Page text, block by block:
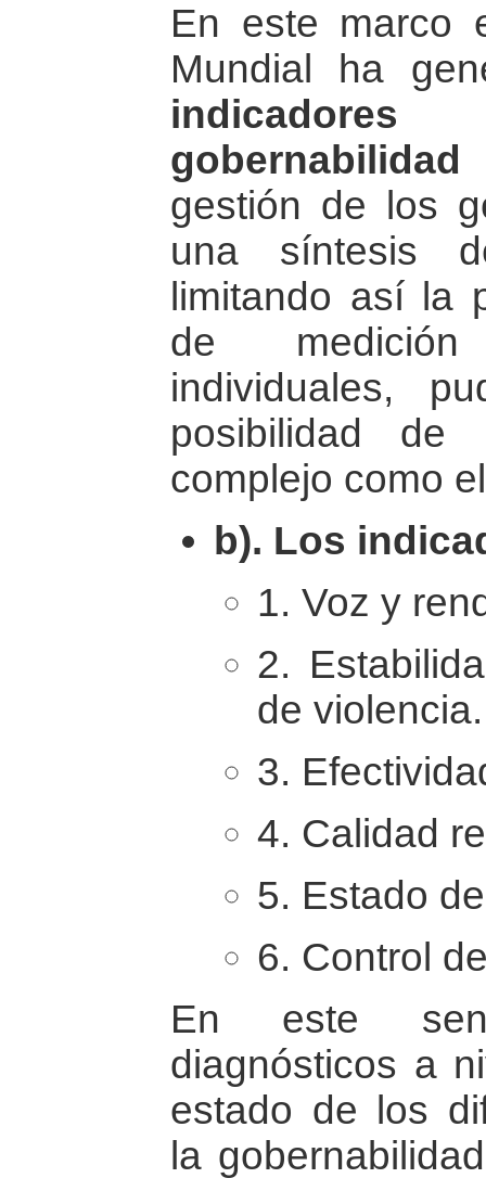
En este marco
Mundial ha
gobernabilidad
gestión de los
una síntesis
limitando así la
de
individuales,
posibilidad de
complejo como
b). Los
1. Voz y
2.
de violencia.
3.
4. Calidad
5. Estado
6. Control
En este
diagnósticos a
estado de los
la